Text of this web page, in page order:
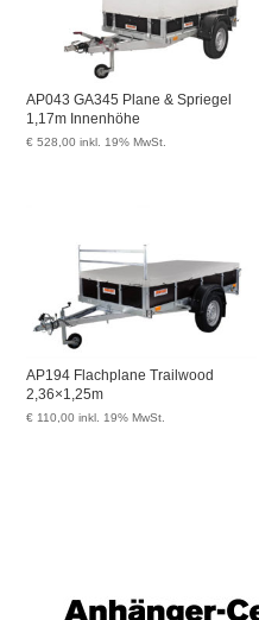
AP043 GA345 Plane & Spriegel
1,17m Innenhöhe
€ 528,00 inkl. 19% MwSt.
AP194 Flachplane Trailwood
2,36×1,25m
€ 110,00 inkl. 19% MwSt.